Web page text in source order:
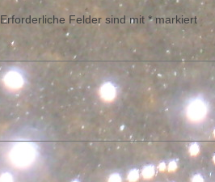
Erforderliche Felder sind mit *markiert